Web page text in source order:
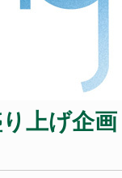
上げ企画